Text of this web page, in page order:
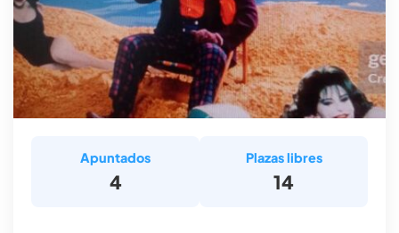
Apuntados
4
Plazas libres
14